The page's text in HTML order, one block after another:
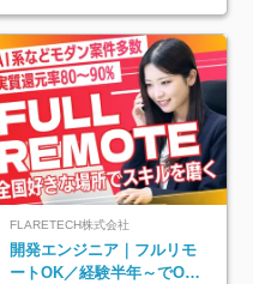
FLARETECH株式会社
開発エンジニア｜フルリモ
ートOK／経験半年～でOK